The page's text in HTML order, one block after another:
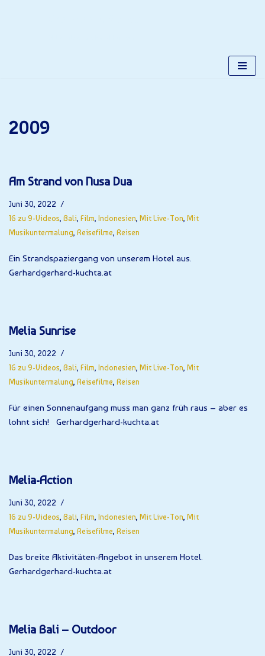
2009
Am Strand von Nusa Dua
Juni 30, 2022
16 zu 9-Videos, Bali, Film, Indonesien, Mit Live-Ton, Mit
Musikuntermalung, Reisefilme, Reisen
Ein Strandspaziergang von unserem Hotel aus.
Gerhardgerhard-kuchta.at
Melia Sunrise
Juni 30, 2022
16 zu 9-Videos, Bali, Film, Indonesien, Mit Live-Ton, Mit
Musikuntermalung, Reisefilme, Reisen
Für einen Sonnenaufgang muss man ganz früh raus – aber es
lohnt sich! Gerhardgerhard-kuchta.at
Melia-Action
Juni 30, 2022
16 zu 9-Videos, Bali, Film, Indonesien, Mit Live-Ton, Mit
Musikuntermalung, Reisefilme, Reisen
Das breite Aktivitäten-Angebot in unserem Hotel.
Gerhardgerhard-kuchta.at
Melia Bali – Outdoor
Juni 30, 2022